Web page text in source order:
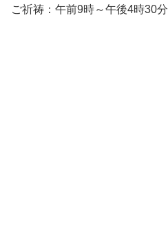
ご祈祷：午前9時～午後4時30分